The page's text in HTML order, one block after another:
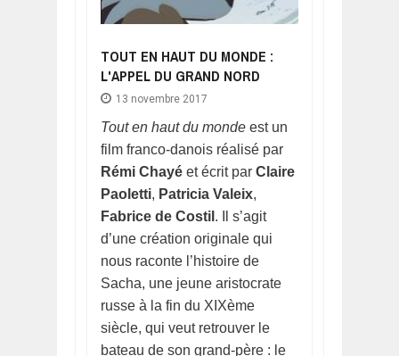
TOUT EN HAUT DU MONDE :
L'APPEL DU GRAND NORD
13 novembre 2017
Tout en haut du monde est un
film franco-danois réalisé par
Rémi Chayé et écrit par Claire
Paoletti, Patricia Valeix,
Fabrice de Costil . Il s’agit
d’une création originale qui
nous raconte l’histoire de
Sacha, une jeune aristocrate
russe à la fin du XIXème
siècle, qui veut retrouver le
bateau de son grand-père : le